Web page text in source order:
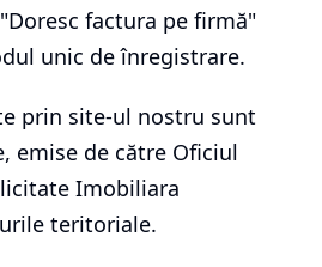
factura pe firmă"
unic de înregistrare.
prin site-ul nostru sunt
emise de către Oficiul
Imobiliara
teritoriale.